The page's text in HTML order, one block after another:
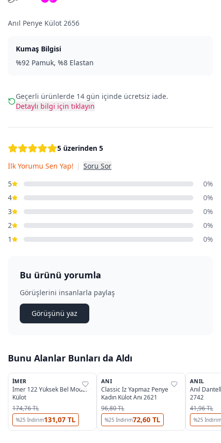
Anıl Penye Külot 2656
Kumaş Bilgisi
%92 Pamuk, %8 Elastan
Geçerli ürünlerde 14 gün içinde ücretsiz iade.
Detaylı bilgi için tıklayın
5 üzerinden 5
İlk Yorumu Sen Yap! | Soru Sor
5
0%
4
0%
3
0%
2
0%
1
0%
Bu ürünü yorumla
Görüşlerini insanlarla paylaş
Görüşünü yaz
Bunu Alanlar Bunları da Aldı
%39
İMER
İmer 122 Yüksek Bel Modal
Külot
174,76 TL
%25 İndirim131,07 TL
%37
ANI
Classic İz Yapmaz Penye
Kadın Külot Anı 2621
96,80 TL
%25 İndirim72,60 TL
%38
ANIL
Anıl
2742
41,96 TL
%25 İndirim